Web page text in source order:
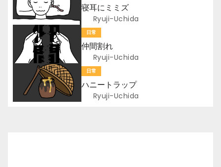
o
k
ゲ
ー
シ
ョ
ン
寝耳にミミズ
Ryuji-Uchida
日常
仲間割れ
Ryuji-Uchida
日常
ハニートラップ
Ryuji-Uchida